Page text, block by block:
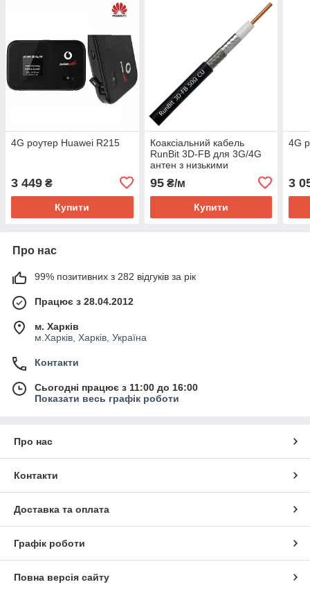
4G роутер Huawei R215
3 449 ₴
Купити
Коаксіальний кабель
RunBit 3D-FB для 3G/4G
антен з низькими
втратами (аналог RG58,
RG223)
95₴/м
Купити
4G
3
Про нас
99% позитивних з 282 відгуків за рік
Працює з 28.04.2012
м. Харків
м.Харків, Харків, Україна
Контакти
Сьогодні працює з 11:00 до 16:00
Показати весь графік роботи
Про нас
Контакти
Доставка та оплата
Графік роботи
Повна версія сайту